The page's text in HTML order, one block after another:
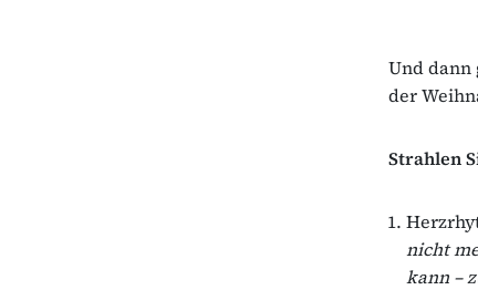
Und dann
der
Strahlen
nicht
kann –